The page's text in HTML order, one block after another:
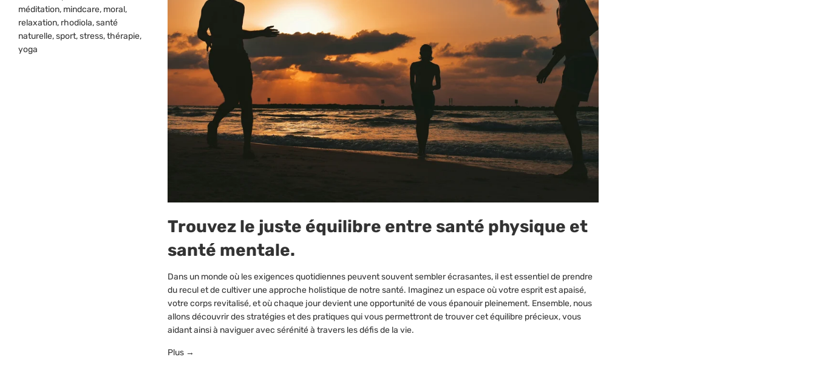
méditation, mindcare, moral,
relaxation, rhodiola,santé
naturelle,sport,stress,thérapie,
yoga
Trouvez le juste équilibre entre santé physique et
santé mentale.
Dans un monde où les exigences quotidiennes peuvent souvent sembler écrasantes, il est essentiel de prendre
du recul et de cultiver une approche holistique de notre santé. Imaginez un espace où votre esprit est apaisé,
votre corps revitalisé, et où chaque jour devient une opportunité de vous épanouir pleinement. Ensemble, nous
allons découvrir des stratégies et des pratiques qui vous permettront de trouver cet équilibre précieux, vous
aidant ainsi à naviguer avec sérénité à travers les défis de la vie.
Plus →